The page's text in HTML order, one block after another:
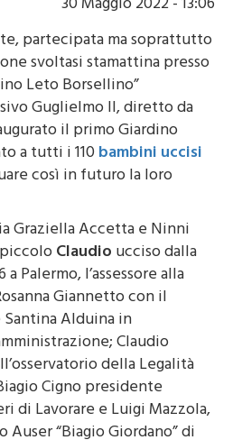
partecipata ma soprattutto
svoltasi stamattina presso
Leto Borsellino”
Guglielmo II, diretto da
il primo Giardino
a tutti i 110bambini uccisi
così in futuro la loro
Accetta e Ninni
Claudioucciso dalla
Palermo, l’assessore alla
Giannetto con il
Alduina in
Claudio
della Legalità
Cigno presidente
di Lavorare e Luigi Mazzola,
“Biagio Giordano” di
direttivo.